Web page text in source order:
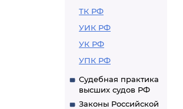
ТК РФ
УИК РФ
УК РФ
УПК РФ
Судебная практика
высших судов РФ
Законы Российской